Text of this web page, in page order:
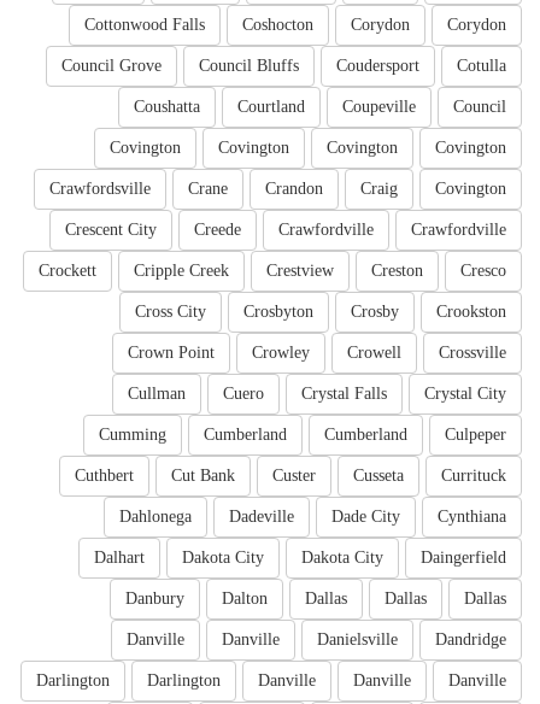
Corydon
Corydon
Coshocton
Cottonwood Falls
Cotulla
Coudersport
Council Bluffs
Council Grove
Council
Coupeville
Courtland
Coushatta
Covington
Covington
Covington
Covington
Covington
Craig
Crandon
Crane
Crawfordsville
Crawfordville
Crawfordville
Creede
Crescent City
Cresco
Creston
Crestview
Cripple Creek
Crockett
Crookston
Crosby
Crosbyton
Cross City
Crossville
Crowell
Crowley
Crown Point
Crystal City
Crystal Falls
Cuero
Cullman
Culpeper
Cumberland
Cumberland
Cumming
Currituck
Cusseta
Custer
Cut Bank
Cuthbert
Cynthiana
Dade City
Dadeville
Dahlonega
Daingerfield
Dakota City
Dakota City
Dalhart
Dallas
Dallas
Dallas
Dalton
Danbury
Dandridge
Danielsville
Danville
Danville
Danville
Danville
Danville
Darlington
Darlington